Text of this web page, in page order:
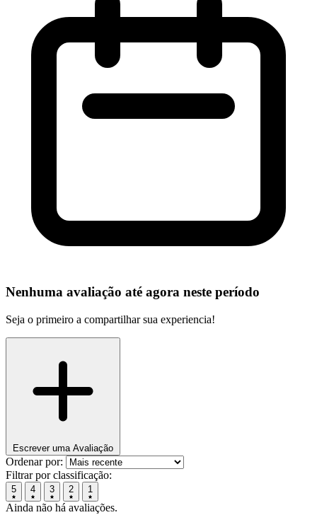
Nenhuma avaliação até agora neste período
Seja o primeiro a compartilhar sua experiencia!
Escrever uma Avaliação
Ordenar por:
Filtrar por classificação:
5 4 3 2 1
Ainda não há avaliações.